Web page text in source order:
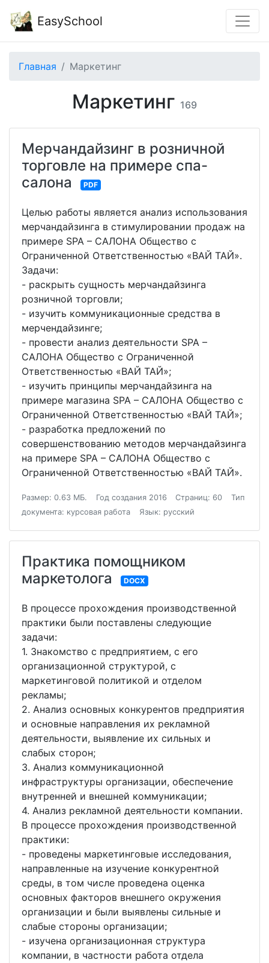
EasySchool
Главная Маркетинг
Маркетинг 169
Мерчандайзинг в розничной
торговле на примере спа-
салона
PDF
Целью работы является анализ использования
мерчандайзинга в стимулировании продаж на
примере SPA – САЛОНА Общество с
Ограниченной Ответственностью «ВАЙ ТАЙ».
Задачи:
- раскрыть сущность мерчандайзинга
розничной торговли;
- изучить коммуникационные средства в
мерчендайзинге;
- провести анализ деятельности SPA –
САЛОНА Общество с Ограниченной
Ответственностью «ВАЙ ТАЙ»;
- изучить принципы мерчандайзинга на
примере магазина SPA – САЛОНА Общество с
Ограниченной Ответственностью «ВАЙ ТАЙ»;
- разработка предложений по
совершенствованию методов мерчандайзинга
на примере SPA – САЛОНА Общество с
Ограниченной Ответственностью «ВАЙ ТАЙ».
Размер: 0.63 МБ. Год создания 2016 Страниц: 60
Тип
документа: курсовая работа
Язык: русский
Практика помощником
маркетолога
DOCX
В процессе прохождения производственной
практики были поставлены следующие
задачи:
1. Знакомство с предприятием, с его
организационной структурой, с
маркетинговой политикой и отделом
рекламы;
2. Анализ основных конкурентов предприятия
и основные направления их рекламной
деятельности, выявление их сильных и
слабых сторон;
3. Анализ коммуникационной
инфраструктуры организации, обеспечение
внутренней и внешней коммуникации;
4. Анализ рекламной деятельности компании.
В процессе прохождения производственной
практики:
- проведены маркетинговые исследования,
направленные на изучение конкурентной
среды, в том числе проведена оценка
основных факторов внешнего окружения
организации и были выявлены сильные и
слабые стороны организации;
- изучена организационная структура
компании, в частности работа отдела